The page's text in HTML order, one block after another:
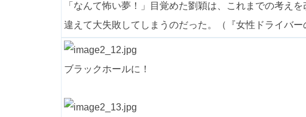
「なんて怖い夢！」目覚めた劉穎は、これまでの考え
違えて大失敗してしまうのだった。（『女性ドライバー
ブラックホールに！